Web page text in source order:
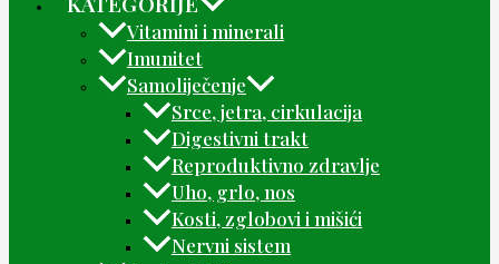
Vitamini i minerali
Imunitet
Samoliječenje
Srce, jetra, cirkulacija
Digestivni trakt
Reproduktivno zdravlje
Uho, grlo, nos
Kosti, zglobovi i mišići
Nervni sistem